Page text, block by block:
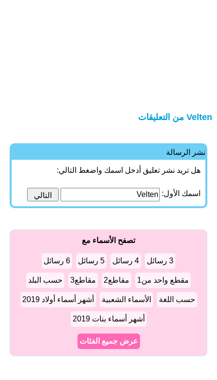
Velten من التعليقات
نشر الرسالة
هل تريد نشر تعليق أدخل اسمك واضغط التالي:
اسمك الأول:
تصفح الأسماء مع
3 رسائل 4 رسائل 5 رسائل 6 رسائل
مقطع واحد من1 مقاطع2 مقاطع3 حسب البلد
حسب اللغة الأسماء الشعبية أشهر أسماء أولاد 2019
أشهر أسماء بنات 2019
عرض جميع الفئات